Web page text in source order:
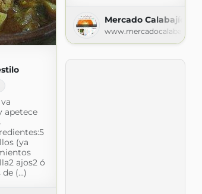
Mercado Calabajío
apetece
(ya
ajos2 ó
(...)